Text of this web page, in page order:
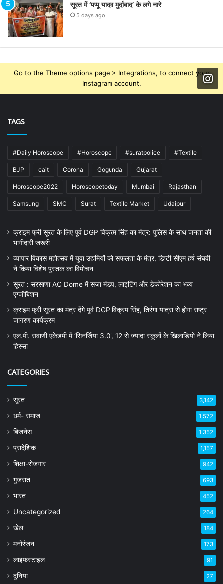
सूरत में ‘पप्पू यादव मुर्दाबाद’ के लगे नारे
5 days ago
Go to the Theme options page > Integrations, to connect your
Instagram account.
TAGS
#Daily Horoscope #Horoscope #suratpolice #Textile
BJP cait Corona Gogunda Gujarat
Horoscope2022 Horoscopetoday Mumbai Rajasthan
Samsung SMC Surat Textile Market Udaipur
क्राइम फ्री सूरत के लिए पूर्व DGP विक्रम सिंह का मंत्र: पुलिस के साथ जनता की
भागीदारी जरूरी
व्यापार विकास महोत्सव में युवा उद्यमियों को सफलता के मंत्र, डिप्टी सीएम हर्ष संघवी
ने किया विशेष पुस्तक का विमोचन
सूरत : सरसाणा AC Dome में सजा मंडप, लाइटिंग और डेकोरेशन का भव्य
एग्जीबिशन
क्राइम फ्री सूरत का मंत्र देंगे पूर्व DGP विक्रम सिंह, तिरंगा यात्रा से होगा राष्ट्र
जागरण कार्यक्रम
एल.पी. सवाणी एकेडमी में ‘सिनर्जिया 3.0’, 12 से ज्यादा स्कूलों के खिलाड़ियों ने लिया
हिस्सा
CATEGORIES
सूरत 3,142
धर्म- समाज 1,572
बिजनेस 1,352
प्रादेशिक 1,157
शिक्षा-रोजगार 942
गुजरात 693
भारत 452
Uncategorized 264
खेल 184
मनोरंजन 173
लाइफस्टाइल 91
दुनिया 27